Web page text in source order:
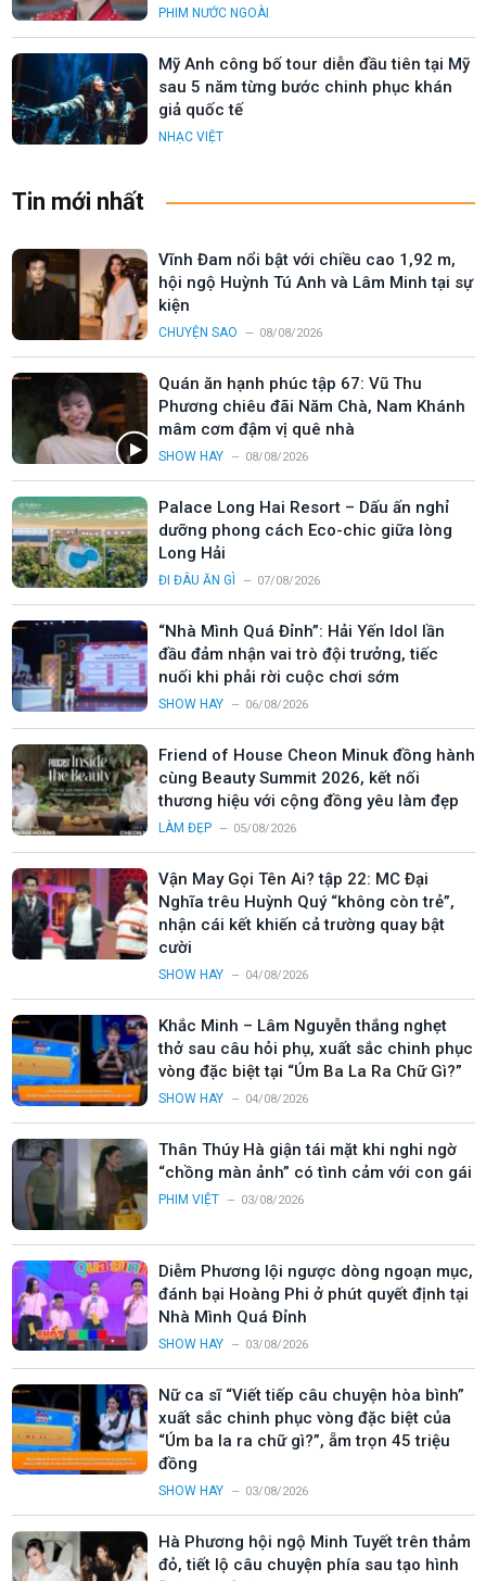
PHIM NƯỚC NGOÀI
Mỹ Anh công bố tour diễn đầu tiên tại Mỹ
sau 5 năm từng bước chinh phục khán
giả quốc tế
NHẠC VIỆT
Tin mới nhất
Vĩnh Đam nổi bật với chiều cao 1,92 m,
hội ngộ Huỳnh Tú Anh và Lâm Minh tại sự
kiện
CHUYỆN SAO 08/08/2026
Quán ăn hạnh phúc tập 67: Vũ Thu
Phương chiêu đãi Năm Chà, Nam Khánh
mâm cơm đậm vị quê nhà
SHOW HAY 08/08/2026
Palace Long Hai Resort – Dấu ấn nghỉ
dưỡng phong cách Eco-chic giữa lòng
Long Hải
ĐI ĐÂU ĂN GÌ 07/08/2026
“Nhà Mình Quá Đỉnh”: Hải Yến Idol lần
đầu đảm nhận vai trò đội trưởng, tiếc
nuối khi phải rời cuộc chơi sớm
SHOW HAY 06/08/2026
Friend of House Cheon Minuk đồng hành
cùng Beauty Summit 2026, kết nối
thương hiệu với cộng đồng yêu làm đẹp
LÀM ĐẸP 05/08/2026
Vận May Gọi Tên Ai? tập 22: MC Đại
Nghĩa trêu Huỳnh Quý “không còn trẻ”,
nhận cái kết khiến cả trường quay bật
cười
SHOW HAY 04/08/2026
Khắc Minh – Lâm Nguyễn thắng nghẹt
thở sau câu hỏi phụ, xuất sắc chinh phục
vòng đặc biệt tại “Úm Ba La Ra Chữ Gì?”
SHOW HAY 04/08/2026
Thân Thúy Hà giận tái mặt khi nghi ngờ
“chồng màn ảnh” có tình cảm với con gái
PHIM VIỆT 03/08/2026
Diễm Phương lội ngược dòng ngoạn mục,
đánh bại Hoàng Phi ở phút quyết định tại
Nhà Mình Quá Đỉnh
SHOW HAY 03/08/2026
Nữ ca sĩ “Viết tiếp câu chuyện hòa bình”
xuất sắc chinh phục vòng đặc biệt của
“Úm ba la ra chữ gì?”, ẵm trọn 45 triệu
đồng
SHOW HAY 03/08/2026
Hà Phương hội ngộ Minh Tuyết trên thảm
đỏ, tiết lộ câu chuyện phía sau tạo hình